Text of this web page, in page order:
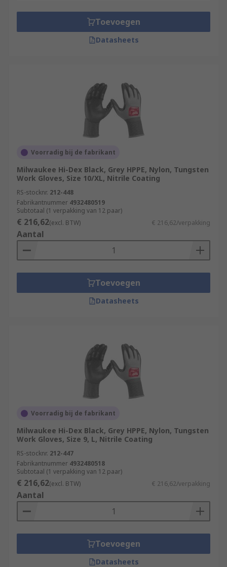
Toevoegen
Datasheets
Voorradig bij de fabrikant
Milwaukee Hi-Dex Black, Grey HPPE, Nylon, Tungsten
Work Gloves, Size 10/XL, Nitrile Coating
RS-stocknr. 212-448
Fabrikantnummer 4932480519
Subtotaal (1 verpakking van 12 paar)
€ 216,62(excl. BTW) € 216,62/verpakking
Aantal
Toevoegen
Datasheets
Voorradig bij de fabrikant
Milwaukee Hi-Dex Black, Grey HPPE, Nylon, Tungsten
Work Gloves, Size 9, L, Nitrile Coating
RS-stocknr. 212-447
Fabrikantnummer 4932480518
Subtotaal (1 verpakking van 12 paar)
€ 216,62(excl. BTW) € 216,62/verpakking
Aantal
Toevoegen
Datasheets